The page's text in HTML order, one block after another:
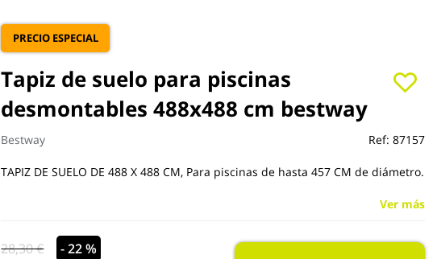
PRECIO ESPECIAL
Tapiz de suelo para piscinas
desmontables 488x488 cm bestway
Bestway Ref: 87157
TAPIZ DE SUELO DE 488 X 488 CM, Para piscinas de hasta 457 CM de diámetro.
Ver más
28,30 € - 22 %